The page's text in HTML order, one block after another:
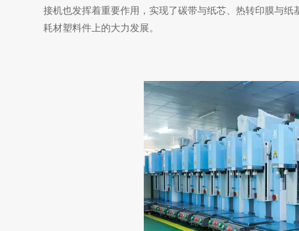
接机也发挥着重要作用，实现了碳带与纸芯、热转印膜与纸
耗材塑料件上的大力发展。